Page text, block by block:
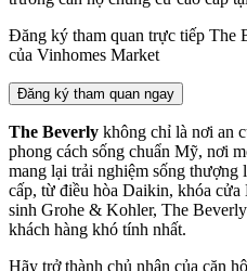
Đăng ký tham quan trực tiếp The
của Vinhomes Market
Đăng ký tham quan ngay
The Beverly không chỉ là nơi an
phong cách sống chuẩn Mỹ, nơi
mang lại trải nghiệm sống
cấp, từ điều hòa Daikin, khóa
sinh Grohe & Kohler, The
khách hàng khó tính nhất.
Hãy trở thành chủ nhân của căn